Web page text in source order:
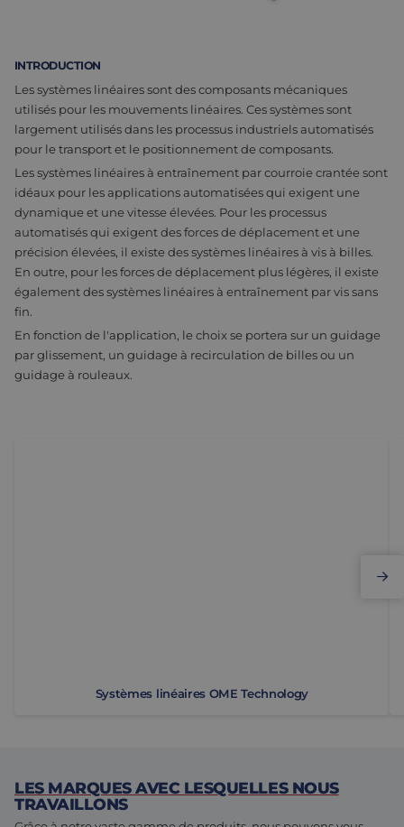
Travailler chez Eltrex
INTRODUCTION
Les systèmes linéaires sont des composants mécaniques
utilisés pour les mouvements linéaires. Ces systèmes sont
largement utilisés dans les processus industriels automatisés
pour le transport et le positionnement de composants.
Les systèmes linéaires à entraînement par courroie crantée sont
idéaux pour les applications automatisées qui exigent une
dynamique et une vitesse élevées. Pour les processus
automatisés qui exigent des forces de déplacement et une
précision élevées, il existe des systèmes linéaires à vis à billes.
En outre, pour les forces de déplacement plus légères, il existe
également des systèmes linéaires à entraînement par vis sans
fin.
En fonction de l'application, le choix se portera sur un guidage
par glissement, un guidage à recirculation de billes ou un
guidage à rouleaux.
Systèmes linéaires OME Technology
LES MARQUES AVEC LESQUELLES NOUS
TRAVAILLONS